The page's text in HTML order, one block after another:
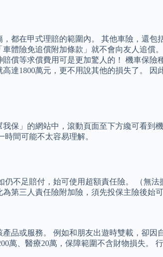
都在甲式理賠的範圍內。 其他車險，還
體險免追償附加條款」就不會向友人追償
償等求償費用可是更加驚人的！ 機車保險
達1800萬元，更不用說其他的損失了。
保」的網站中，滾動頁面至下方纔可看到
間可能不太容易理解。
不足賠付，始可使用超額責任險。 （無
第三人責任險附加險，須先投保主險後始可
品或服務。 例如和朋友出遊時雙載，卻
萬、醫療20萬，保障範圍不含財物損失。